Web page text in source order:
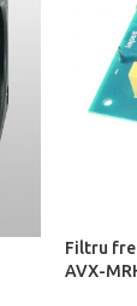
Filtru
AVX-